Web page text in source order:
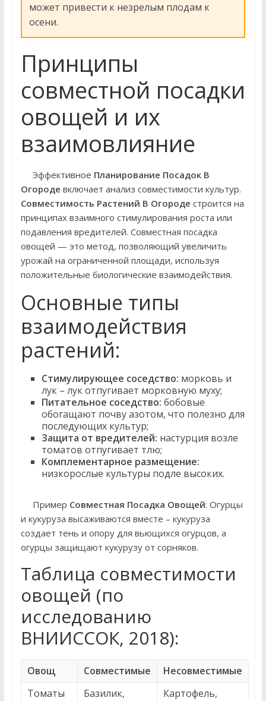
может привести к незрелым плодам к
осени.
Принципы
совместной посадки
овощей и их
взаимовлияние
Эффективное Планирование Посадок В
Огороде включает анализ совместимости культур.
Совместимость Растений В Огороде строится на
принципах взаимного стимулирования роста или
подавления вредителей. Совместная посадка
овощей — это метод, позволяющий увеличить
урожай на ограниченной площади, используя
положительные биологические взаимодействия.
Основные типы
взаимодействия
растений:
Стимулирующее соседство: морковь и
лук – лук отпугивает морковную муху;
Питательное соседство: бобовые
обогащают почву азотом, что полезно для
последующих культур;
Защита от вредителей: настурция возле
томатов отпугивает тлю;
Комплементарное размещение:
низкорослые культуры подле высоких.
Пример Совместная Посадка Овощей: Огурцы
и кукуруза высаживаются вместе – кукуруза
создает тень и опору для вьющихся огурцов, а
огурцы защищают кукурузу от сорняков.
Таблица совместимости
овощей (по
исследованию
ВНИИССОК, 2018):
Овощ Совместимые
Несовместимые
Томаты
Базилик,
Картофель,